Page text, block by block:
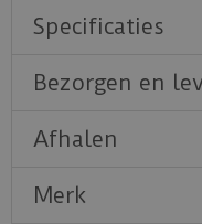
Specificaties
Bezorgen en
Afhalen
Merk